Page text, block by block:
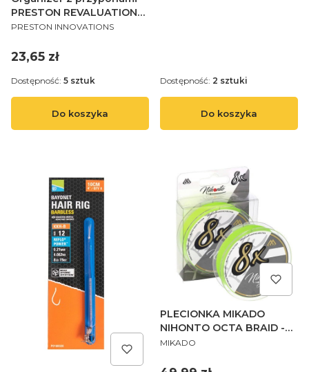
PRESTON REVALUATION
HOOKLENGTHS - N50 SIZE
PRODUCENT
PRESTON INNOVATIONS
Cena
23,65 zł
Do koszyka
Dostępność: 5 sztuk
Do koszyka
Dostępność: 2 sztuki
PLECIONKA MIKADO
NIHONTO OCTA BRAID -
0.10mm/7.75kg/150m -
PRODUCENT
MIKADO